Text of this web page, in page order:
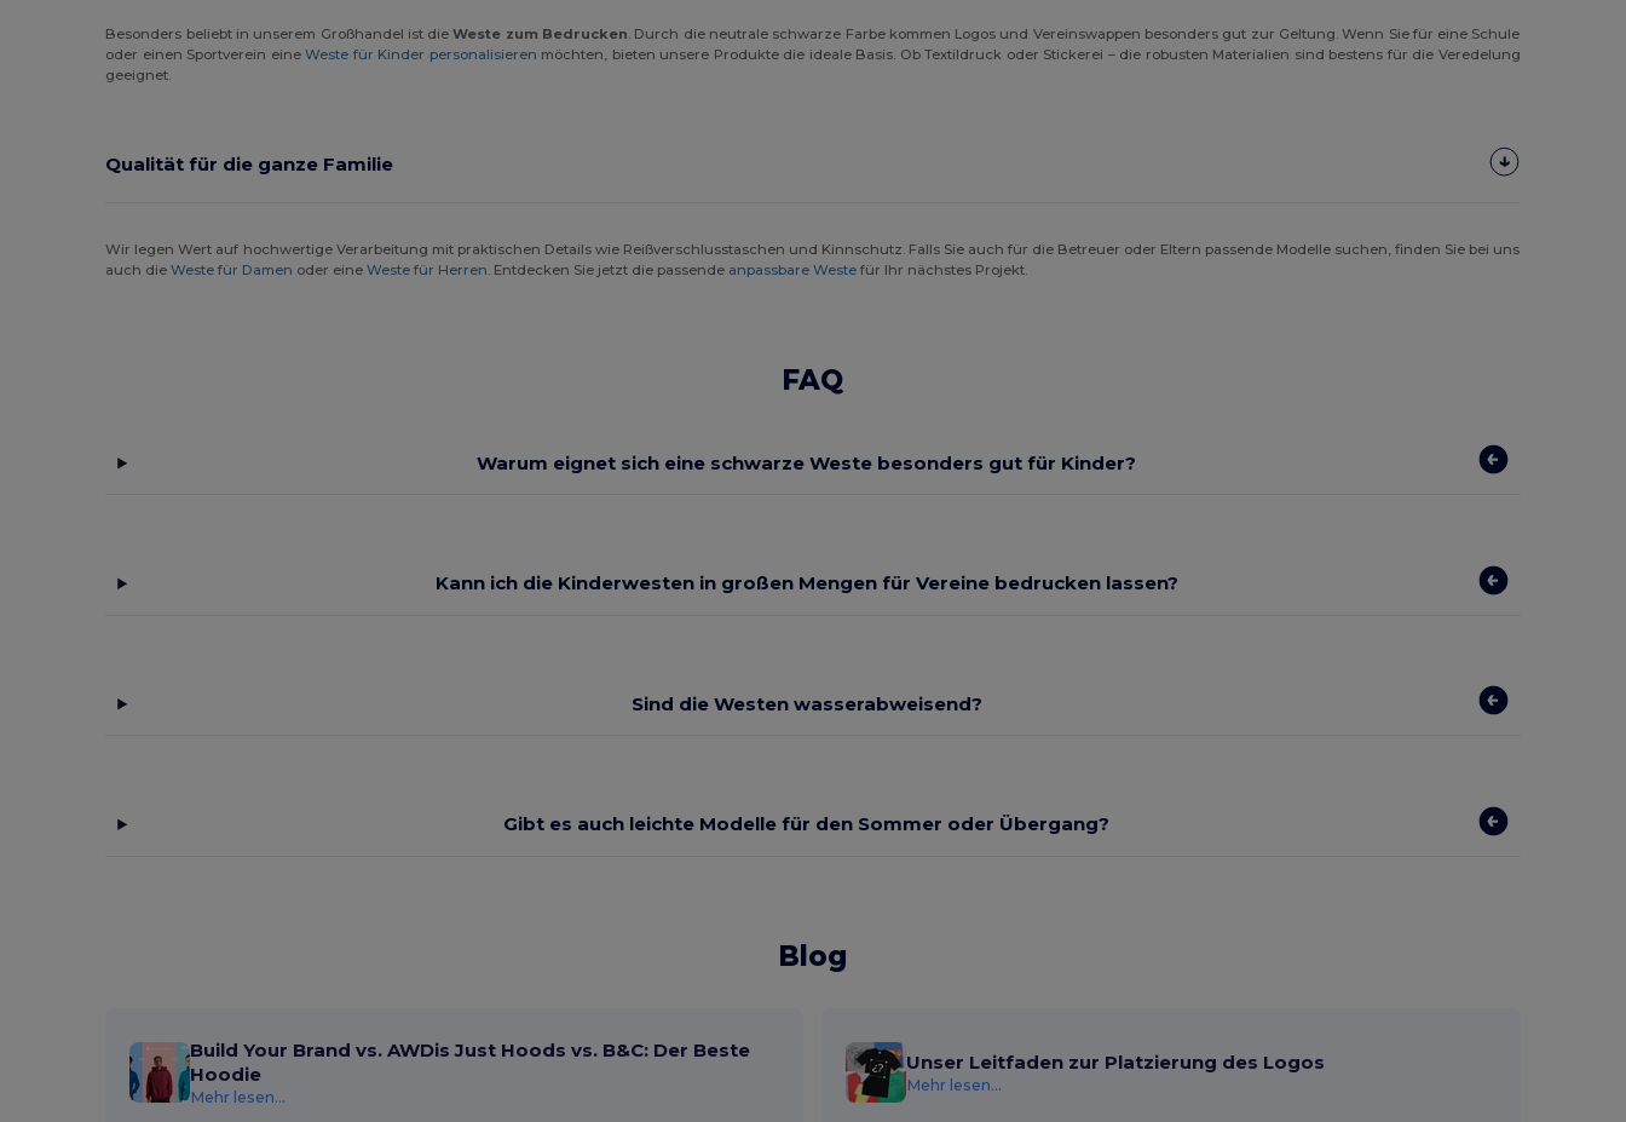
Besonders beliebt in unserem Großhandel ist dieWeste zum Bedrucken. Durch die neutrale schwarze Farbe kommen Logos und Vereinswappen besonders gut zur Geltung. Wenn Sie für eine Schule
oder einen Sportverein eineWeste für Kinder personalisieren möchten, bieten unsere Produkte die ideale Basis. Ob Textildruck oder Stickerei – die robusten Materialien sind bestens für die Veredelung
geeignet.
Qualität für die ganze Familie
Wir legen Wert auf hochwertige Verarbeitung mit praktischen Details wie Reißverschlusstaschen und Kinnschutz. Falls Sie auch für die Betreuer oder Eltern passende Modelle suchen, finden Sie bei uns
auch dieWeste für Damen oder eineWeste für Herren. Entdecken Sie jetzt die passende anpassbare Weste für Ihr nächstes Projekt.
FAQ
Warum eignet sich eine schwarze Weste besonders gut für Kinder?
Kann ich die Kinderwesten in großen Mengen für Vereine bedrucken lassen?
Sind die Westen wasserabweisend?
Gibt es auch leichte Modelle für den Sommer oder Übergang?
Blog
Build Your Brand vs. AWDis Just Hoods vs. B&C: Der Beste
Hoodie
Mehr lesen...
Unser Leitfaden zur Platzierung des Logos
Mehr lesen...